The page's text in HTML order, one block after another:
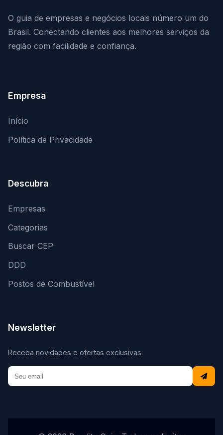
O guia de empresas e negócios locais número um do
Brasil. Conectando clientes aos melhores serviços da
região com facilidade e confiança.
Empresa
Início
Política de Privacidade
Descubra
Empresas
Categorias
Buscar CEP
DDD
Postos de Combustível
Newsletter
Receba novidades e ofertas exclusivas.